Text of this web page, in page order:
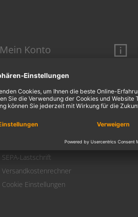
Mein Konto
Mein Konto
Login
Warenkorb
SEPA-Lastschrift
Versandkostenrechner
Cookie Einstellungen